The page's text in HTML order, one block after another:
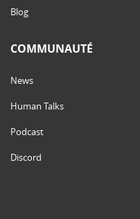
Blog
COMMUNAUTÉ
News
Human Talks
Podcast
Discord